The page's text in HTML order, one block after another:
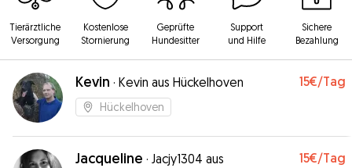
Tierärztliche
Versorgung
Kostenlose
Stornierung
Geprüfte
Hundesitter
Support
und Hilfe
Sichere
Bezahlung
Kevin · Kevin aus Hückelhoven 15€/Tag
Hückelhoven
Jacqueline · Jacjy1304 aus
15€/Tag